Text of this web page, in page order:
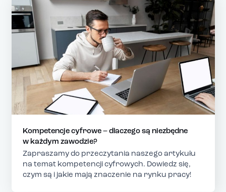
Kompetencje cyfrowe – dlaczego są niezbędne
w każdym zawodzie?
Zapraszamy do przeczytania naszego artykułu
na temat kompetencji cyfrowych. Dowiedz się,
czym są i jakie mają znaczenie na rynku pracy!